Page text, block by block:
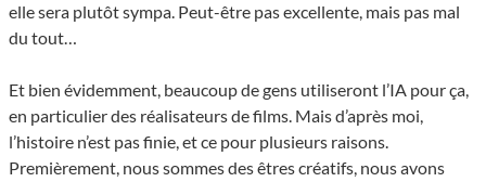
elle sera plutôt sympa. Peut-être pas excellente, mais pas mal
du tout…
Et bien évidemment, beaucoup de gens utiliseront l’IA pour ça,
en particulier des réalisateurs de films. Mais d’après moi,
l’histoire n’est pas finie, et ce pour plusieurs raisons.
Premièrement, nous sommes des êtres créatifs, nous avons